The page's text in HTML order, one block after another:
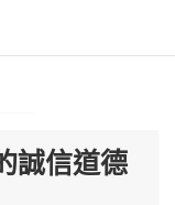
誠信道德